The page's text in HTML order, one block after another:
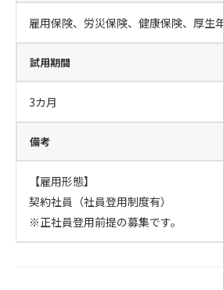
雇用保険、労災保険、健康保険、厚生
試用期間
3カ月
備考
【雇用形態】
契約社員（社員登用制度有）
※正社員登用前提の募集です。